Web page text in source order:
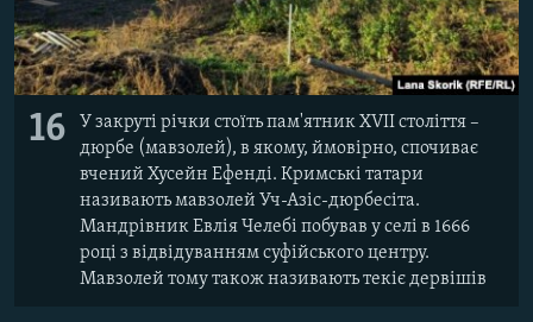
16
У закруті річки стоїть пам'ятник XVII століття –
дюрбе (мавзолей), в якому, ймовірно, спочиває
вчений Хусейн Ефенді. Кримські татари
називають мавзолей Уч-Азіс-дюрбесіта.
Мандрівник Евлія Челебі побував у селі в 1666
році з відвідуванням суфійського центру.
Мавзолей тому також називають текіє дервішів